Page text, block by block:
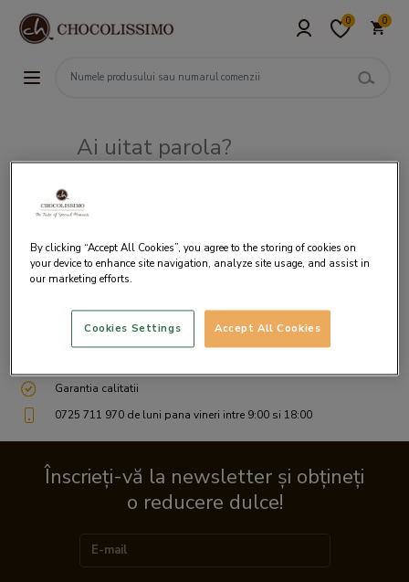
0 0
Ai uitat parola?
Livrare gratuita incepand cu 200 lei
Garantia calitatii
0725 711 970 de luni pana vineri intre 9:00 si 18:00
Înscrieți-vă la newsletter și obțineți
o reducere dulce!
By clicking “Accept All Cookies”, you agree to the storing of cookies on
your device to enhance site navigation, analyze site usage, and assist in
our marketing efforts.
Accept All Cookies
Cookies Settings